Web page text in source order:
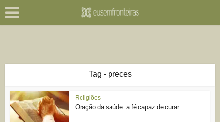
Tag - preces
Religiões
Oração da saúde: a fé capaz de curar